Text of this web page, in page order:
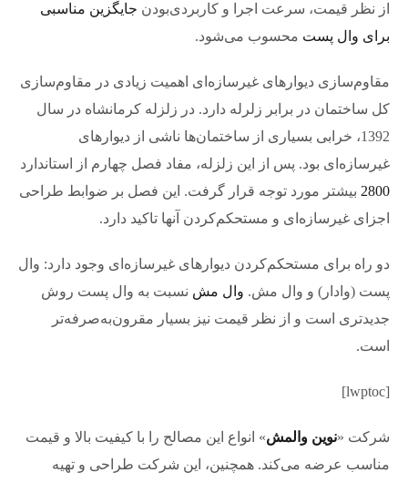
از نظر قیمت، سرعت اجرا و کاربردی‌بودن جایگزین مناسبی
برای وال پست محسوب می‌شود.
مقاوم‌سازی دیوارهای غیرسازه‌ای اهمیت زیادی در مقاوم‌سازی
کل ساختمان در برابر زلرله دارد. در زلزله کرمانشاه در سال
1392، خرابی بسیاری از ساختمان‌ها ناشی از دیوارهای
غیرسازه‌ای بود. پس از این زلزله، مفاد فصل چهارم از استاندارد
2800 بیشتر مورد توجه قرار گرفت. این فصل بر ضوابط طراحی
اجزای غیرسازه‌ای و مستحکم‌کردن آنها تاکید دارد.
دو راه برای مستحکم‌کردن دیوارهای غیرسازه‌ای وجود دارد: وال
پست (وادار) و وال‌ مش. وال مش نسبت به وال پست روش
جدید‌تری است و از نظر قیمت نیز بسیار مقرون‌به‌صرفه‌‌تر
است.
[lwptoc]
شرکت «نوین والمش» انواع این مصالح را با کیفیت بالا و قیمت
مناسب عرضه می‌کند. همچنین، این شرکت طراحی و تهیه